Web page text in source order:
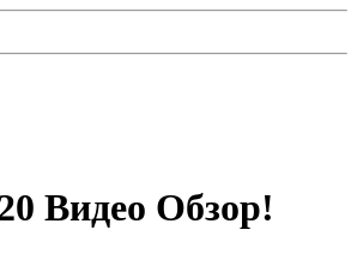
Видео Обзор!